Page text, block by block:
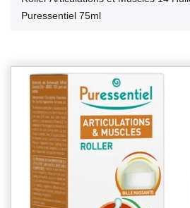
Puressentiel 75ml
images
gallery